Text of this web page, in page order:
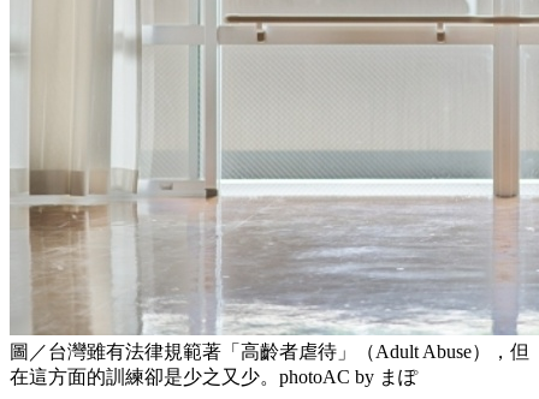
圖／台灣雖有法律規範著「高齡者虐待」（Adult Abuse），但
在這方面的訓練卻是少之又少。photoAC by まぽ